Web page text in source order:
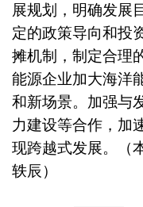
展规划，明确发展
定的政策导向和投
摊机制，制定合理
能源企业加大海洋
和新场景。加强与
力建设等合作，加
现跨越式发展。（
轶辰）